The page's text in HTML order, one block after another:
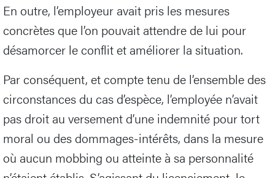
En outre, l’employeur avait pris les mesures
concrètes que l’on pouvait attendre de lui pour
désamorcer le conflit et améliorer la situation.
Par conséquent, et compte tenu de l’ensemble des
circonstances du cas d’espèce, l’employée n’avait
pas droit au versement d’une indemnité pour tort
moral ou des dommages-intérêts, dans la mesure
où aucun mobbing ou atteinte à sa personnalité